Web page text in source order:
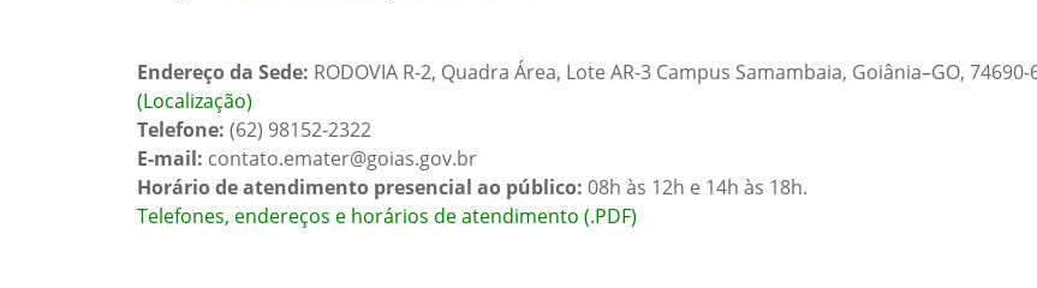
Endereço da Sede: RODOVIA R-2, Quadra Área, Lote AR-3 Campus Samambaia, Goiânia–GO, 74690-
(Localização)
Telefone: (62) 98152-2322
E-mail: contato.emater@goias.gov.br
Horário de atendimento presencial ao público: 08h às 12h e 14h às 18h.
Telefones, endereços e horários de atendimento (.PDF)